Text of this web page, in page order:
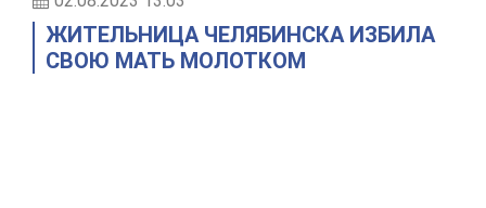
ЖИТЕЛЬНИЦА ЧЕЛЯБИНСКА ИЗБИЛА
СВОЮ МАТЬ МОЛОТКОМ